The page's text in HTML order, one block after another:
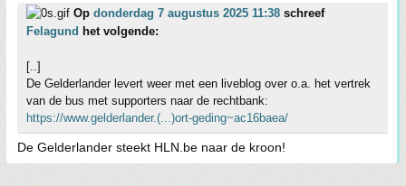
Op donderdag 7 augustus 2025 11:38 schreef
Felagund het volgende:
[..]
De Gelderlander levert weer met een liveblog over o.a. het vertrek
van de bus met supporters naar de rechtbank:
https://www.gelderlander.(...)ort-geding~ac16baea/
De Gelderlander steekt HLN.be naar de kroon!